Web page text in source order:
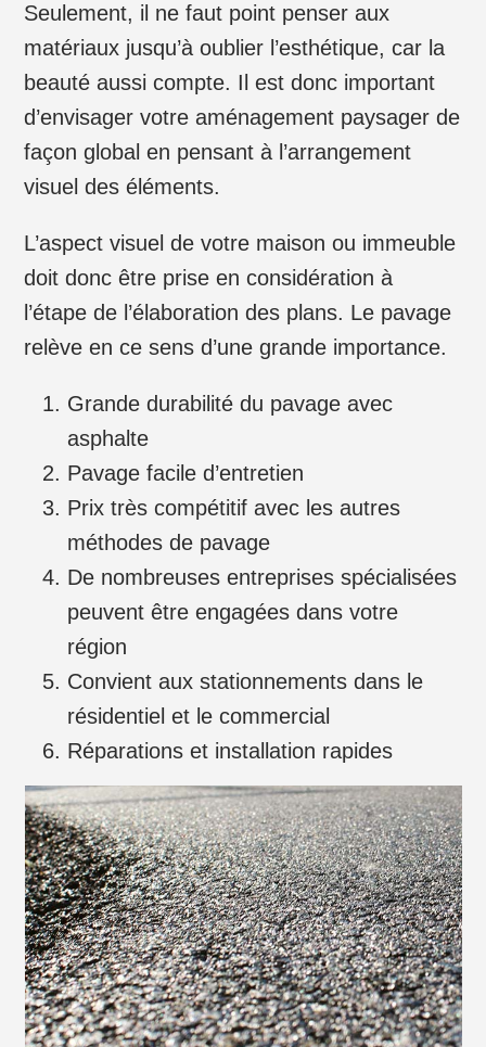
Seulement, il ne faut point penser aux
matériaux jusqu’à oublier l’esthétique, car la
beauté aussi compte. Il est donc important
d’envisager votre aménagement paysager de
façon global en pensant à l’arrangement
visuel des éléments.
L’aspect visuel de votre maison ou immeuble
doit donc être prise en considération à
l’étape de l’élaboration des plans. Le pavage
relève en ce sens d’une grande importance.
Grande durabilité du pavage avec
asphalte
Pavage facile d’entretien
Prix très compétitif avec les autres
méthodes de pavage
De nombreuses entreprises spécialisées
peuvent être engagées dans votre
région
Convient aux stationnements dans le
résidentiel et le commercial
Réparations et installation rapides